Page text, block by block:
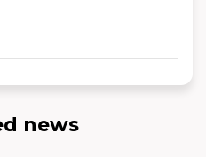
đến rất phù hợp cho cả gia
hò cuối tuần.
news